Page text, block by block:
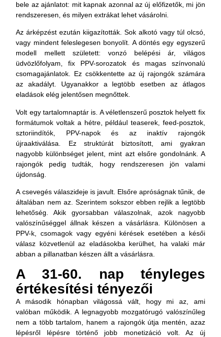
bele az ajánlatot: mit kapnak azonnal az új előfizetők, mi jön
rendszeresen, és milyen extrákat lehet vásárolni.
Az árképzést ezután kiigazították. Sok alkotó vagy túl olcsó,
vagy mindent feleslegesen bonyolít. A döntés egy egyszerű
modell mellett született: vonzó belépési ár, világos
üdvözlőfolyam, fix PPV-sorozatok és magas színvonalú
csomagajánlatok. Ez csökkentette az új rajongók számára
az akadályt. Ugyanakkor a legtöbb esetben az átlagos
eladások elég jelentősen megnőttek.
Volt egy tartalomnaptár is. A véletlenszerű posztok helyett fix
formátumok voltak a hétre, például teaserek, feed-posztok,
sztoriindítók, PPV-napok és az inaktív rajongók
újraaktiválása. Ez struktúrát biztosított, ami gyakran
nagyobb különbséget jelent, mint azt elsőre gondolnánk. A
rajongók pedig tudták, hogy rendszeresen jön valami
újdonság.
A csevegés válaszideje is javult. Elsőre apróságnak tűnik, de
általában nem az. Szerintem sokszor ebben rejlik a legtöbb
lehetőség. Akik gyorsabban válaszolnak, azok nagyobb
valószínűséggel állnak készen a vásárlásra. Különösen a
PPV-k, csomagok vagy egyéni kérések esetében a késői
válasz közvetlenül az eladásokba kerülhet, ha valaki már
abban a pillanatban készen állt a vásárlásra.
A 31-60. nap tényleges
értékesítési tényezői
A második hónapban világossá vált, hogy mi az, ami
valóban működik. A legnagyobb mozgatórugó valószínűleg
nem a több tartalom, hanem a rajongók útja mentén, azaz
lépésről lépésre történő jobb monetizáció volt. Az új